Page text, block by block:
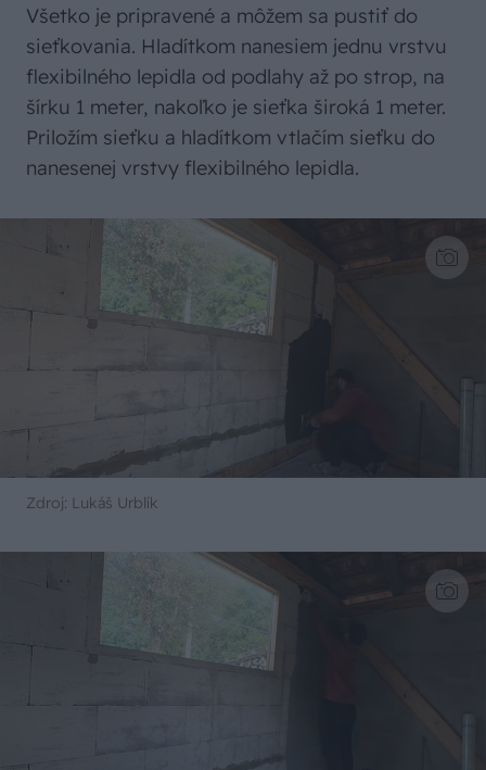
Všetko je pripravené a môžem sa pustiť do
sieťkovania. Hladítkom nanesiem jednu vrstvu
flexibilného lepidla od podlahy až po strop, na
šírku 1 meter, nakoľko je sieťka široká 1 meter.
Priložím sieťku a hladítkom vtlačím sieťku do
nanesenej vrstvy flexibilného lepidla.
Zdroj: Lukáš Urblík